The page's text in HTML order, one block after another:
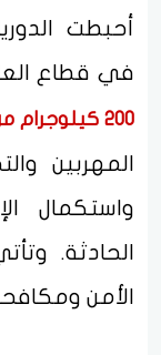
أحبطت
في قطاع
200 كيلوجرام من نبات القات
المهربين
واستكمال
الحادثة.
الأمن